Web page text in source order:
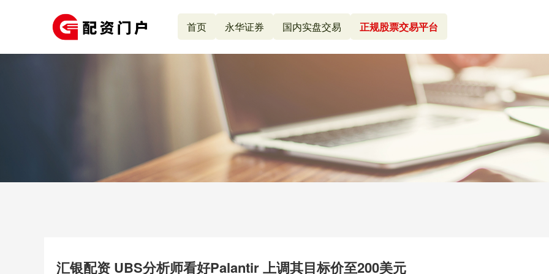
首页 永华证券 国内实盘交易 正规股票交易平台
汇银配资 UBS分析师看好Palantir 上调其目标价至200美元